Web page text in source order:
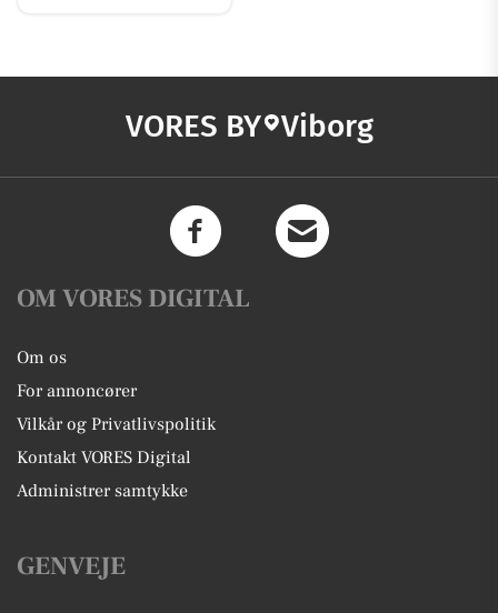
VORES BY Viborg
OM VORES DIGITAL
Om os
For annoncører
Vilkår og Privatlivspolitik
Kontakt VORES Digital
Administrer samtykke
GENVEJE